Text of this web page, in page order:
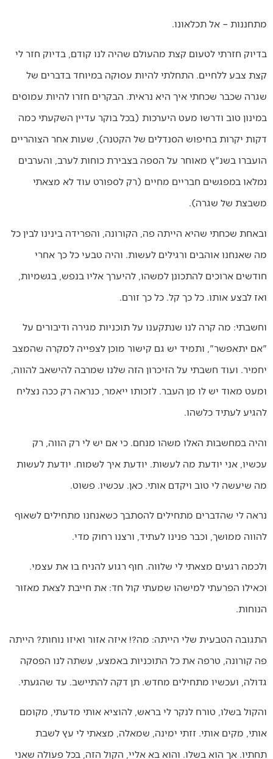
מתחננות – אל תכלאונו.
בדיוק חזרתי לטעום קצת מהעולם שהיה לנו קודם, בדיוק חזר לי
קצת צבע ללחיים. התחלתי להיות עסוקה במיוחד בדברים של
שגרה שכבר שכחתי איך היא נראית. הבקרים חזרו להיות עמוסים
במינון טוב ודרשו מעט היערכות (בכל בוקר עדיין השקעתי כמה
דקות יקרות בחיפוש הסנדלים של הקטנה), שעות אחר הצוהריים
הועברו בשנ"ץ מאוחר על הספה בצבירת כוחות לערב, והערבים
נמלאו במפגשים חבריים מחיים (רק לספורט עוד לא מצאתי
משבצת של שגרה).
ובאחת שכחתי שהיא הייתה פה, הקורונה, והפרידה בינינו לבין כל
מה שאנחנו אוהבים ורגילים לעשות. והיה טבעי כל כך אחרי
חודשים ארוכים להתכונן למשהו, להיערך אליו בנפש, בגשמיות,
ואז לבצע אותו. כל כך קל. כל כך זורם.
וחשבתי: מה קרה לנו שנתקענו על תוכניות מגירה ודיבורים על
"אם יתאפשר", ותמיד יש גם קישור מוכן לצפייה למקרה שהמצב
יחמיר. ועוד חשבתי על הזיכרון הזה שלנו שמרבה להישאב להווה,
ומעט מאוד יש לו מן העבר. לזכותו ייאמר, כנראה רק ככה נצליח
להגיע לעתיד כלשהו.
והיה במחשבות האלו משהו מנחם. כי אם יש לי רק הווה, רק
עכשיו, אני יודעת מה לעשות. יודעת איך לשמוח. יודעת לעשות
מה שיעשה לי טוב ויקדם אותי. כאן. עכשיו. פשוט.
נראה לי שהדברים מתחילים להסתבך כשאנחנו מתחילים לשאוף
להווה ממושך, וכבר פנינו לעתיד, ורצנו רחוק מדי.
ולכמה רגעים מצאתי לי שלווה. חוף רגוע להניח בו את עצמי.
וכאילו הפרעתי למישהו שמעתי קול חד: את חייבת לצאת מאזור
הנוחות.
התגובה הטבעית שלי הייתה: מה?! איזה אזור ואיזו נוחות? הייתה
פה קורונה, טרפה את כל התוכניות באמצע, עשתה לנו הפסקה
גדולה, ועכשיו מתחילים מחדש. תן דקה להתיישב. עד שהגעתי.
והקול בשלו, טורח לנקר לי בראש, להוציא אותי מדעתי, מקומם
אותי, מקים אותי. זזתי ימינה, שמאלה, מצאתי לי עץ לשבת
תחתיו. אך הוא בשלו. והוא בא אליי, הקול הזה, בכל פעולה שאני